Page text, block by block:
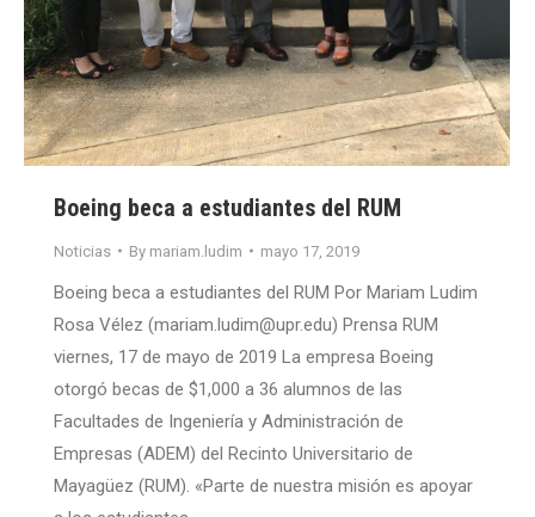
Boeing beca a estudiantes del RUM
Noticias By mariam.ludim mayo 17, 2019
Boeing beca a estudiantes del RUM Por Mariam Ludim
Rosa Vélez (mariam.ludim@upr.edu) Prensa RUM
viernes, 17 de mayo de 2019 La empresa Boeing
otorgó becas de $1,000 a 36 alumnos de las
Facultades de Ingeniería y Administración de
Empresas (ADEM) del Recinto Universitario de
Mayagüez (RUM). «Parte de nuestra misión es apoyar